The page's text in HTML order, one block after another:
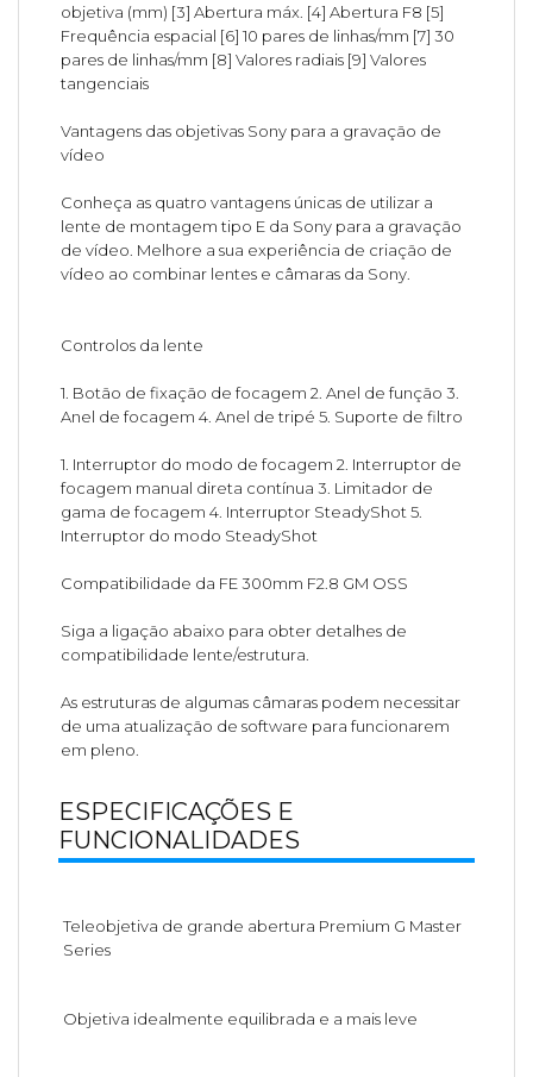
objetiva (mm) [3] Abertura máx. [4] Abertura F8 [5]
Frequência espacial [6] 10 pares de linhas/mm [7] 30
pares de linhas/mm [8] Valores radiais [9] Valores
tangenciais
Vantagens das objetivas Sony para a gravação de
vídeo
Conheça as quatro vantagens únicas de utilizar a
lente de montagem tipo E da Sony para a gravação
de vídeo. Melhore a sua experiência de criação de
vídeo ao combinar lentes e câmaras da Sony.
Controlos da lente
1. Botão de fixação de focagem 2. Anel de função 3.
Anel de focagem 4. Anel de tripé 5. Suporte de filtro
1. Interruptor do modo de focagem 2. Interruptor de
focagem manual direta contínua 3. Limitador de
gama de focagem 4. Interruptor SteadyShot 5.
Interruptor do modo SteadyShot
Compatibilidade da FE 300mm F2.8 GM OSS
Siga a ligação abaixo para obter detalhes de
compatibilidade lente/estrutura.
As estruturas de algumas câmaras podem necessitar
de uma atualização de software para funcionarem
em pleno.
ESPECIFICAÇÕES E
FUNCIONALIDADES
Teleobjetiva de grande abertura Premium G Master
Series
Objetiva idealmente equilibrada e a mais leve